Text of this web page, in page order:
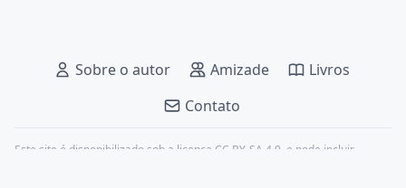
Sobre o autor Amizade
Livros
Contato
Este site é disponibilizado sob a licença CC BY-SA 4.0 , e pode incluir